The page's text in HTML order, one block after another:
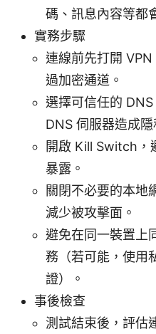
碼、訊息內容等都
實務步驟
連線前先打開
過加密通道。
選擇可信任的
DNS 伺服器造成隱
開啟 Kill Switch，
暴露。
關閉不必要的本地
減少被攻擊面。
避免在同一裝置上
務（若可能，使用
證）。
事後檢查
測試結束後，評估